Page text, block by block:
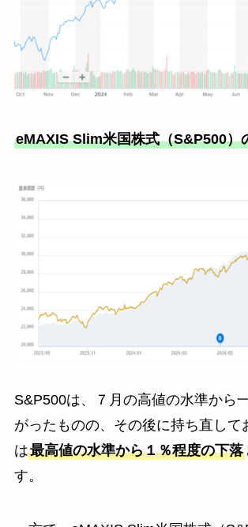
eMAXIS Slim米国株式（S&P500）
S&P500は、７月の高値の水準から
がったものの、その後に持ち直して
は最高値の水準から１％程度の下落
す。